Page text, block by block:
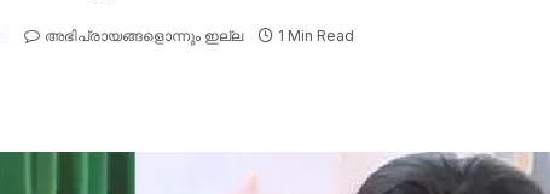
അഭിപ്രായങ്ങളൊന്നും ഇല്ല 1 Min Read